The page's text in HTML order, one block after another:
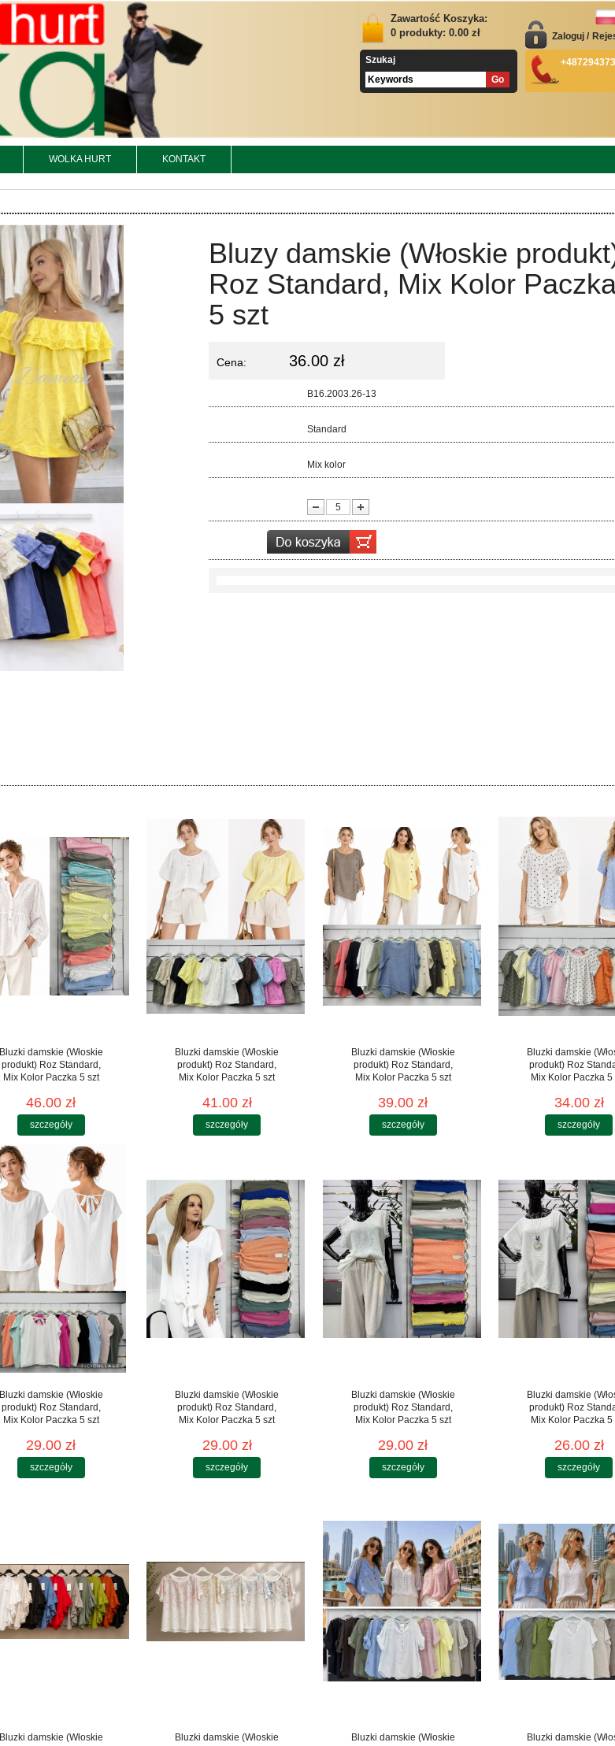
Zawartość Koszyka:
0 produkty: 0.00 zł
Szukaj
Zaloguj /
WOLKA HURT KONTAKT
Bluzy damskie (Włoskie
Roz Standard, Mix Kolor
5 szt
Cena: 36.00 zł
B16.2003.26-13
Standard
Mix kolor
Bluzki damskie (Włoskie
produkt) Roz Standard,
Mix Kolor Paczka 5 szt
46.00 zł
szczegóły
Bluzki damskie (Włoskie
produkt) Roz Standard,
Mix Kolor Paczka 5 szt
41.00 zł
szczegóły
Bluzki damskie (Włoskie
produkt) Roz Standard,
Mix Kolor Paczka 5 szt
39.00 zł
szczegóły
Bluzki damskie
produkt) Roz
Mix Kolor Paczka 5
34.00 zł
szczegóły
Bluzki damskie (Włoskie
produkt) Roz Standard,
Mix Kolor Paczka 5 szt
29.00 zł
szczegóły
Bluzki damskie (Włoskie
produkt) Roz Standard,
Mix Kolor Paczka 5 szt
29.00 zł
szczegóły
Bluzki damskie (Włoskie
produkt) Roz Standard,
Mix Kolor Paczka 5 szt
29.00 zł
szczegóły
Bluzki damskie
produkt) Roz
Mix Kolor Paczka 5
26.00 zł
szczegóły
Bluzki damskie (Włoskie
Bluzki damskie (Włoskie
Bluzki damskie (Włoskie
Bluzki damskie